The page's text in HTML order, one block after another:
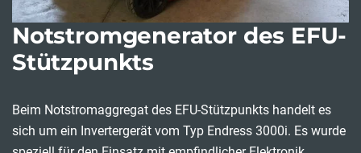
Notstromgenerator des EFU-
Stützpunkts
Beim Notstromaggregat des EFU-Stützpunkts handelt es
sich um ein Invertergerät vom Typ Endress 3000i. Es wurde